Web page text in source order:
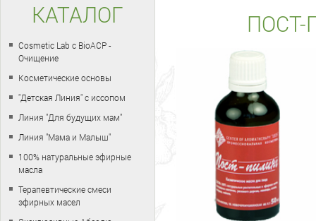
ПОСТ-
КАТАЛОГ
Cosmetic Lab с BioACP -
Очищение
Косметические основы
"Детская Линия" с иссопом
Линия "Для будущих мам"
Линия "Мама и Малыш"
100% натуральные эфирные
масла
Терапевтические смеси
эфирных масел